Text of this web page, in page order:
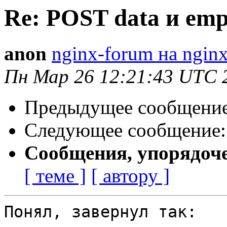
Re: POST data и
anon nginx-forum на
Пн Мар 26 12:21:43 UTC
Предыдущее
Следующее
Сообщения,
[ теме ] [ автору ]
Понял, завернул так: